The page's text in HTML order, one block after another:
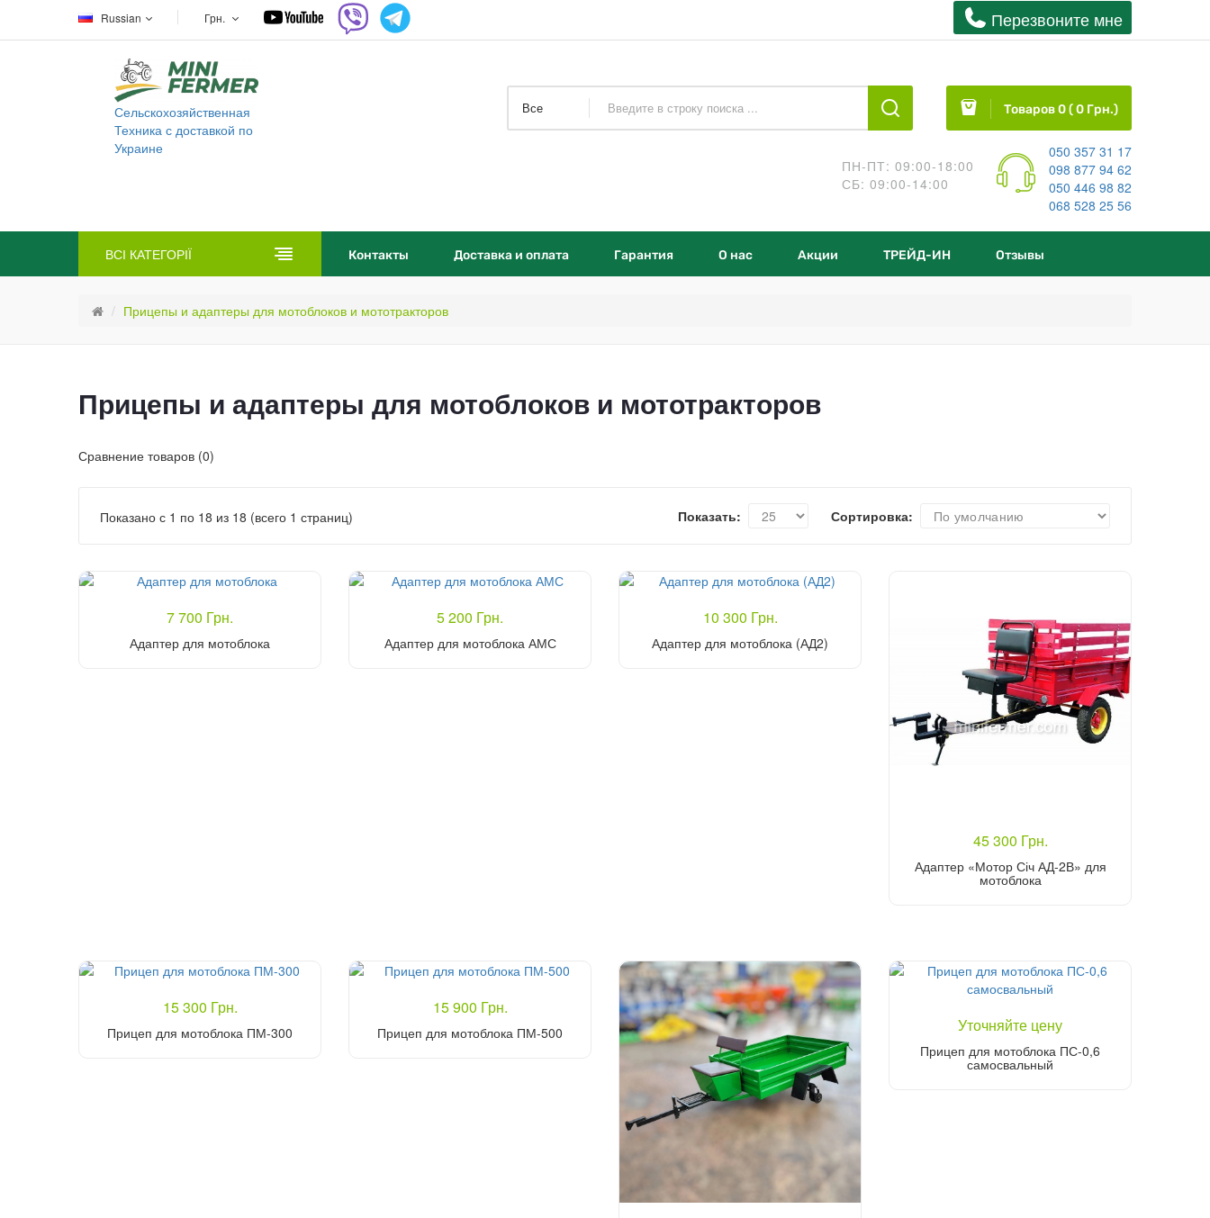
Russian Грн. Перезвоните мне
Сельскохозяйственная
Техника с доставкой по
Украине
Товаров 0 ( 0 Грн.)
Все
ПН-ПТ: 09:00-18:00
СБ: 09:00-14:00
050 357 31 17
098 877 94 62
050 446 98 82
068 528 25 56
ВСІ КАТЕГОРІЇ Контакты Доставка и оплата Гарантия О нас Акции ТРЕЙД-ИН Отзывы
Прицепы и адаптеры для мотоблоков и мототракторов
Прицепы и адаптеры для мотоблоков и мототракторов
Сравнение товаров (0)
Показано с 1 по 18 из 18 (всего 1 страниц) Сортировка:
Показать:
7 700 Грн.
Адаптер для мотоблока
5 200 Грн.
Адаптер для мотоблока АМС
10 300 Грн.
Адаптер для мотоблока (АД2)
45 300 Грн.
Адаптер «Мотор Січ АД-2В» для
мотоблока
15 300 Грн.
Прицеп для мотоблока ПМ-300
15 900 Грн.
Прицеп для мотоблока ПМ-500
Уточняйте цену
Прицеп для мотоблока ПС-0,6
самосвальный